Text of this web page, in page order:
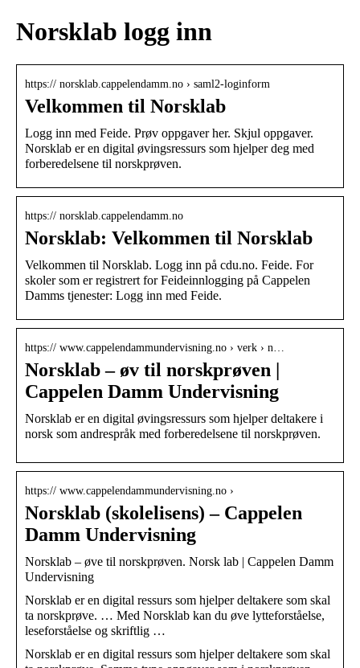
Norsklab logg inn
https:// norsklab.cappelendamm.no › saml2-loginform
Velkommen til Norsklab
Logg inn med Feide. Prøv oppgaver her. Skjul oppgaver.
Norsklab er en digital øvingsressurs som hjelper deg med
forberedelsene til norskprøven.
https:// norsklab.cappelendamm.no
Norsklab: Velkommen til Norsklab
Velkommen til Norsklab. Logg inn på cdu.no. Feide. For
skoler som er registrert for Feideinnlogging på Cappelen
Damms tjenester: Logg inn med Feide.
https:// www.cappelendammundervisning.no › verk › n…
Norsklab – øv til norskprøven |
Cappelen Damm Undervisning
Norsklab er en digital øvingsressurs som hjelper deltakere i
norsk som andrespråk med forberedelsene til norskprøven.
https:// www.cappelendammundervisning.no ›
Norsklab (skolelisens) – Cappelen
Damm Undervisning
Norsklab – øve til norskprøven. Norsk lab | Cappelen Damm
Undervisning
Norsklab er en digital ressurs som hjelper deltakere som skal
ta norskprøve. … Med Norsklab kan du øve lytteforståelse,
leseforståelse og skriftlig …
Norsklab er en digital ressurs som hjelper deltakere som skal